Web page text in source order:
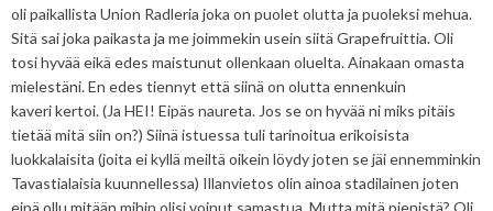
oli paikallista Union Radleria joka on puolet olutta ja puoleksi mehua.
Sitä sai joka paikasta ja me joimmekin usein siitä Grapefruittia. Oli
tosi hyvää eikä edes maistunut ollenkaan oluelta. Ainakaan omasta
mielestäni. En edes tiennyt että siinä on olutta ennenkuin
kaveri kertoi. (Ja HEI! Eipäs naureta. Jos se on hyvää ni miks pitäis
tietää mitä siin on?) Siinä istuessa tuli tarinoitua erikoisista
luokkalaisita (joita ei kyllä meiltä oikein löydy joten se jäi ennemminkin
Tavastialaisia kuunnellessa) Illanvietos olin ainoa stadilainen joten
eipä ollu mitään mihin olisi voinut samastua. Mutta mitä pienistä? Oli